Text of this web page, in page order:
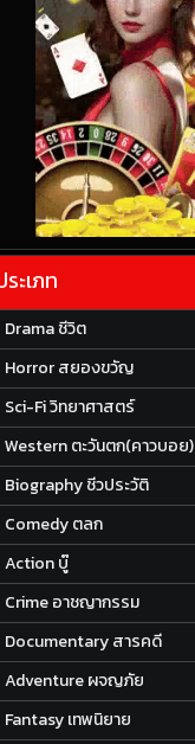
ระเภท
Drama ชีวิต
Horror สยองขวัญ
Sci-Fi วิทยาศาสตร์
Western ตะวันตก(คาวบอย)
Biography ชีวประวัติ
Comedy ตลก
Action บู๊
Crime อาชญากรรม
Documentary สารคดี
Adventure ผจญภัย
Fantasy เทพนิยาย